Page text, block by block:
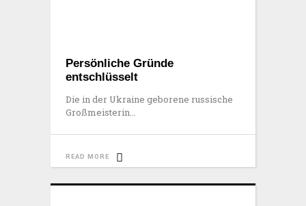
Persönliche Gründe
entschlüsselt
Die in der Ukraine geborene russische
Großmeisterin
READ MORE